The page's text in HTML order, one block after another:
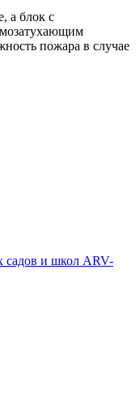
а блок с
пожара в случае
садов и школ ARV-